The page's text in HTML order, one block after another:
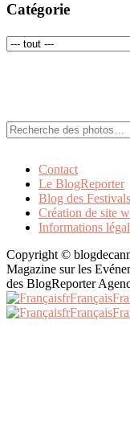
Catégorie
Rechercher:
Contact
Le BlogReporter
Blog des Festivals
Création de site
Informations
Copyright ©
Magazine sur les
des BlogReporter
frFrançais
frFrançais